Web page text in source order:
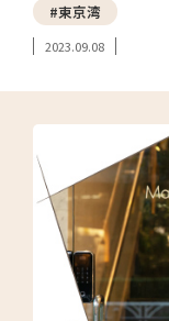
#東京湾
2023.09.08